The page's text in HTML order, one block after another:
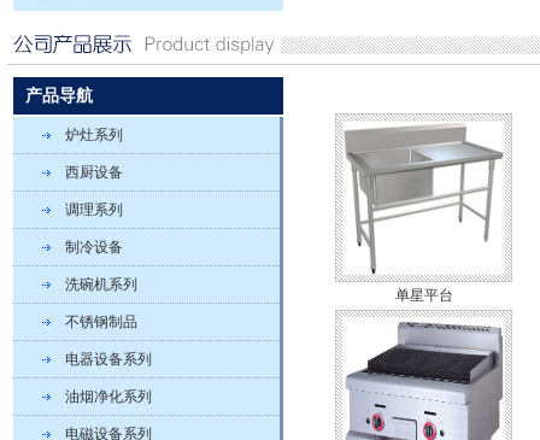
产品导航
炉灶系列
西厨设备
调理系列
制冷设备
洗碗机系列
不锈钢制品
电器设备系列
油烟净化系列
电磁设备系列
单星平台